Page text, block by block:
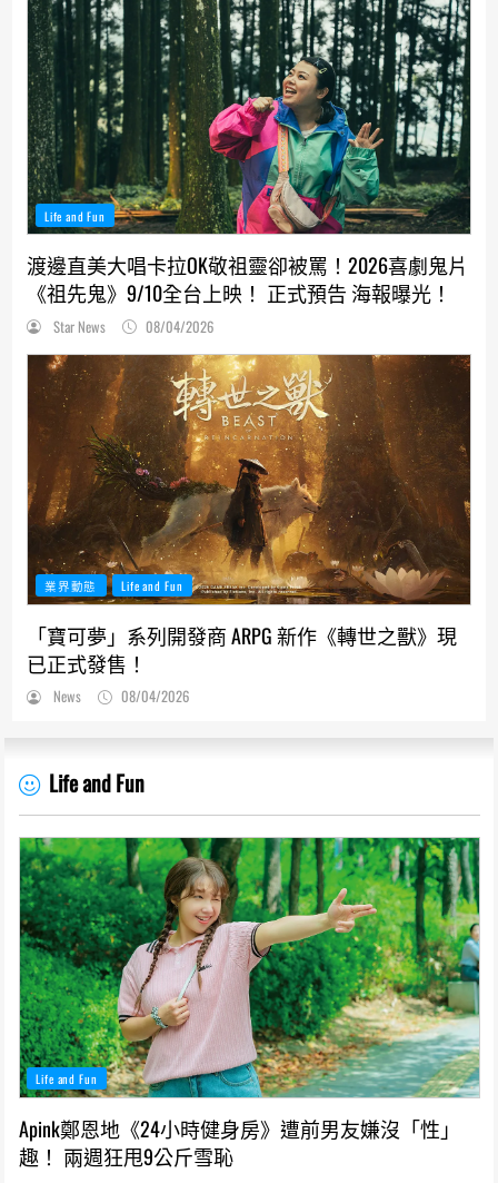
Life and Fun
渡邊直美大唱卡拉OK敬祖靈卻被罵！2026喜劇鬼片
《祖先鬼》9/10全台上映！ 正式預告 海報曝光！
Star News 08/04/2026
業界動態 Life and Fun
「寶可夢」系列開發商 ARPG 新作《轉世之獸》現
已正式發售！
News 08/04/2026
Life and Fun
Life and Fun
Apink鄭恩地《24小時健身房》遭前男友嫌沒「性」
趣！ 兩週狂甩9公斤雪恥